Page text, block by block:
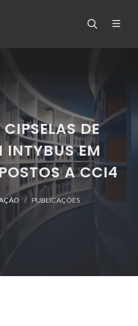
DE
EM
A CCI4
PUBLICAÇÕES